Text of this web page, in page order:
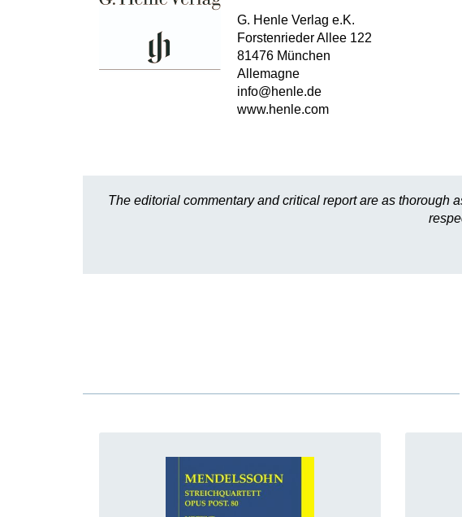
G. Henle Verlag e.K.
Forstenrieder Allee 122
81476 München
Allemagne
info@henle.de
www.henle.com
The editorial commentary and critical report are as thorough